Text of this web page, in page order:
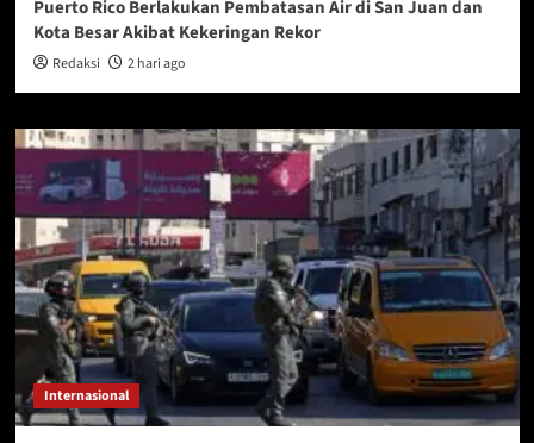
Puerto Rico Berlakukan Pembatasan Air di San Juan dan
Kota Besar Akibat Kekeringan Rekor
Redaksi 2 hari ago
Internasional